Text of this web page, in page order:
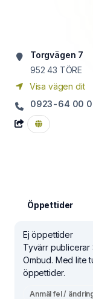
Torgvägen 7
952 43 TÖRE
Visa vägen dit
0923-64 00
Öppettider
Ej öppettider
Tyvärr
Ombud. Med lite
öppettider.
Anmäl fel /